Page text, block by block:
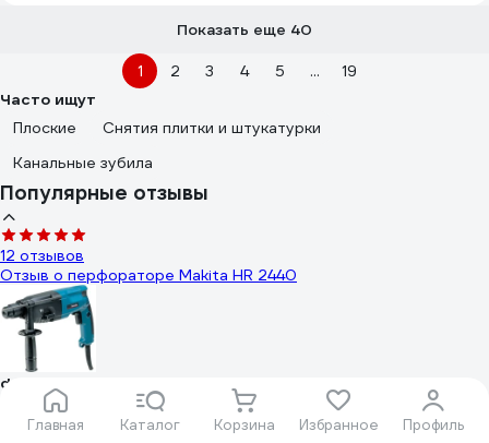
Главная Каталог Корзина Избранное Профиль
Показать еще 40
1 2 3 4 5 ...
19
Часто ищут
Плоские
Снятия плитки и штукатурки
Канальные зубила
Популярные отзывы
12 отзывов
Отзыв о перфораторе Makita HR 2440
ded-n-boroda
02.07.2009
В комплекте компактный снаружи и вместительный внутри